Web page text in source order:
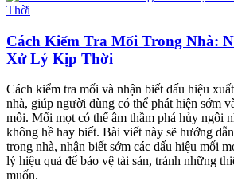
Cách Kiểm Tra Mối Trong Nhà:
Xử Lý Kịp Thời
Cách kiểm tra mối và nhận biết dấu hiệu
nhà, giúp người dùng có thể phát hiện sớm
mối. Mối mọt có thể âm thầm phá hủy ngôi
không hề hay biết. Bài viết này sẽ hướng
trong nhà, nhận biết sớm các dấu hiệu mối
lý hiệu quả để bảo vệ tài sản, tránh những
muốn.